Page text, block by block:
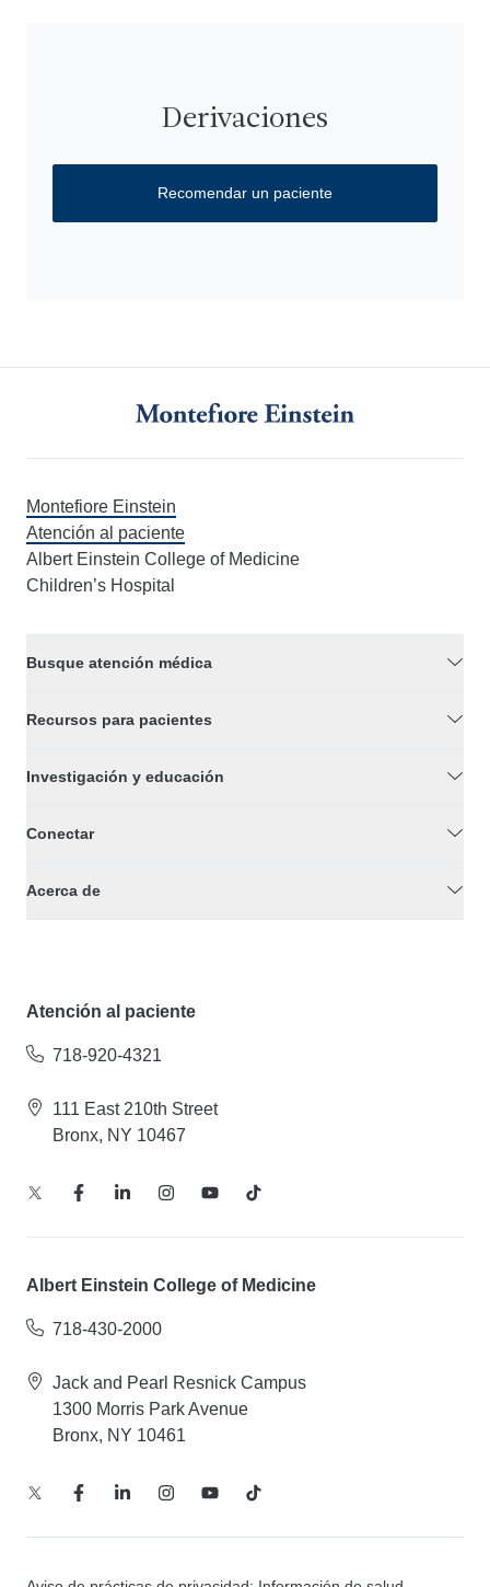
Derivaciones
Recomendar un paciente
Montefiore Einstein
Atención al paciente
Albert Einstein College of Medicine
Children’s Hospital
Busque atención médica
Recursos para pacientes
Investigación y educación
Conectar
Acerca de
Atención al paciente
718-920-4321
111 East 210th Street
Bronx, NY 10467
Albert Einstein College of Medicine
718-430-2000
Jack and Pearl Resnick Campus
1300 Morris Park Avenue
Bronx, NY 10461